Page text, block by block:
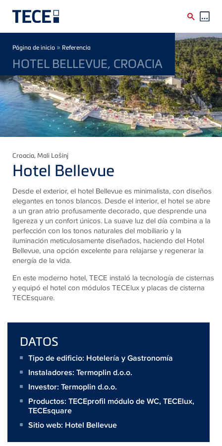
Breadcrumb
Página de inicio » Referencia
HOTEL BELLEVUE, CROACIA
Croacia, Mali Lošinj
Hotel Bellevue
Desde el exterior, el hotel Bellevue es minimalista, con diseños
elegantes en tonos blancos. Desde el interior, el hotel se abre
a un gran atrio profusamente decorado, que desprende una
ligereza y un confort únicos. La suave luz del día combina a la
perfección con los tonos naturales del mobiliario y la
iluminación meticulosamente diseñados, haciendo del Hotel
Bellevue, una opción excelente para relajarse y regenerar la
energía de la vida.
En este moderno hotel,TECE instaló la tecnología de cisternas
y equipó el hotel con módulosTECElux y placas de cisterna
TECEsquare.
DATOS
Tipo de edificio: Hotelería y Gastronomía
Instaladores: Termoplin d.o.o.
Investor: Termoplin d.o.o.
Productos: TECEprofil módulo de WC,TECElux,
TECEsquare
Sitio web: Hotel Bellevue